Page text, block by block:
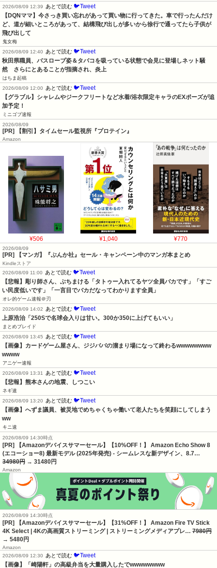
2026/08/09 12:39
あとで読む 🐦Tweet
【DQNママ】今さっき買い忘れがあって買い物に行ってきた。車で行ったんだけ
ど、道が細いところがあって、結構飛び出しが多いから徐行で通ってたら子供が
飛び出して
鬼女梅
2026/08/09 12:40
あとで読む 🐦Tweet
秋田県職員、バスローブ姿＆タバコを吸っている状態で会見に登場しネット騒
然　さらにとあることが指摘され、炎上
はちま起稿
2026/08/09 12:00
あとで読む 🐦Tweet
【グラブル】シャレムやジークフリートなど水着/浴衣限定キャラのEXポーズが追
加予定！
ミニゴブ速報
2026/08/09
[PR] 【割引】タイムセール監視所『プロテイン』
Amazon
¥506 ¥1,040 ¥770
2026/08/09
[PR] 【マンガ】『ぶんか社』セール・キャンペーン中のマンガ本まとめ
Kindleストア
2026/08/09 11:00
あとで読む 🐦Tweet
【悲報】彫り師さん、ぶちまける「タトゥー入れてるヤツ全員バカです」「すご
い民度低いです」「一言目でバカだなってわかります全員」
オレ的ゲーム速報＠刃
2026/08/09 14:02
あとで読む 🐦Tweet
上原浩治「250Sで名球会入りは甘い。300か350に上げてもいい」
まとめブレイド
2026/08/09 13:45
あとで読む 🐦Tweet
【画像】カードゲーム屋さん、ジジババの溜まり場になって終わるwwwwwwww
wwww
アニゲー速報
2026/08/09 13:31
あとで読む 🐦Tweet
【悲報】熊本さんの地震、しつこい
ネギ速
2026/08/09 13:20
あとで読む 🐦Tweet
【画像】へずま議員、被災地でめちゃくちゃ働いて老人たちを笑顔にしてしまう
ww
キニ速
2026/08/09 14:30時点
[PR] 【Amazonデバイスサマーセール】【10%OFF！】 Amazon Echo Show 8
(エコーショー8) 最新モデル (2025年発売) - シームレスな新デザイン、8.7…
34980円 → 31480円
Amazon
2026/08/09 14:30時点
[PR] 【Amazonデバイスサマーセール】【31%OFF！】 Amazon Fire TV Stick
4K Select | 4Kの高画質ストリーミング | ストリーミングメディアプレ… 7980円
→ 5480円
Amazon
2026/08/09 12:30
あとで読む 🐦Tweet
【画像】「崎陽軒」の高級弁当を大量購入したでwwwwwwww